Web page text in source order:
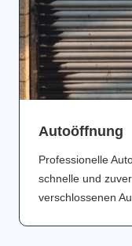
Аutoöffnung
Professionelle
schnelle und
verschlossenen